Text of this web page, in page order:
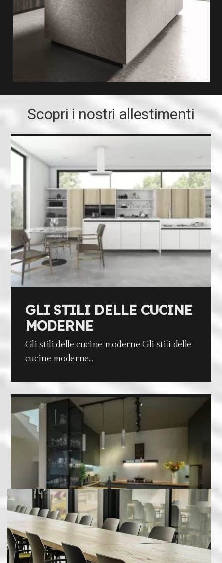
Scopri i nostri allestimenti
GLI STILI DELLE CUCINE
MODERNE
Gli stili delle cucine moderne Gli stili delle
cucine moderne…